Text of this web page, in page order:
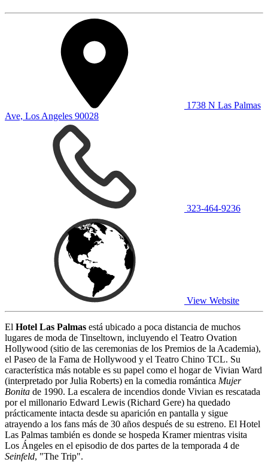
1738 N Las Palmas
Ave, Los Angeles 90028
323-464-9236
View Website
El Hotel Las Palmas está ubicado a poca distancia de muchos
lugares de moda de Tinseltown, incluyendo el Teatro Ovation
Hollywood (sitio de las ceremonias de los Premios de la Academia),
el Paseo de la Fama de Hollywood y el Teatro Chino TCL. Su
característica más notable es su papel como el hogar de Vivian Ward
(interpretado por Julia Roberts) en la comedia romántica Mujer
Bonita de 1990. La escalera de incendios donde Vivian es rescatada
por el millonario Edward Lewis (Richard Gere) ha quedado
prácticamente intacta desde su aparición en pantalla y sigue
atrayendo a los fans más de 30 años después de su estreno. El Hotel
Las Palmas también es donde se hospeda Kramer mientras visita
Los Ángeles en el episodio de dos partes de la temporada 4 de
Seinfeld, "The Trip".